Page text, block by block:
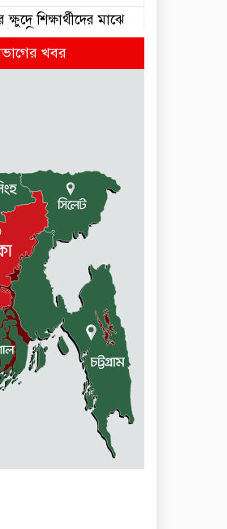
ক্ষুদে শিক্ষার্থীদের মাঝে
বিতরণ
নেত্রকোনা আঞ্চলিক
গাছের চারা
ব্র্যাকের স্বাস্থ্য ক্যাম্প
ইউএনও
দিবস উপলক্ষে
আলোচনা সভা ও
কর্মরতরা
ভাতা
মজুরির দাবিতে শ্রমিকদের
খবর